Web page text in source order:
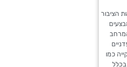
הציבור
כמו